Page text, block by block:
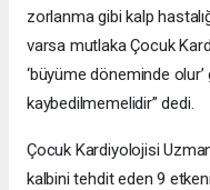
zorlanma gibi kalp
varsa mutlaka Çocuk
‘büyüme döneminde olur’
kaybedilmemelidir” dedi.
Çocuk Kardiyolojisi
kalbini tehdit eden 9